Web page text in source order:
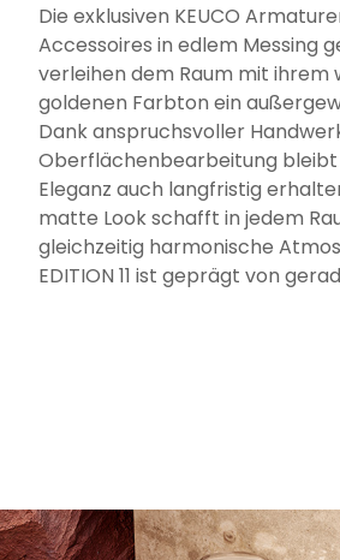
Die exklusiven KEUCO
Accessoires in edlem Messing
verleihen dem Raum mit ihrem
goldenen Farbton ein
Dank anspruchsvoller
Oberflächenbearbeitung bleibt
Eleganz auch langfristig
matte Look schafft in jedem
gleichzeitig harmonische
EDITION 11 ist geprägt von